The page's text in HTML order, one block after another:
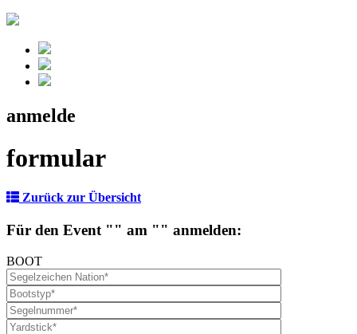
anmelde
formular
Zurück zur Übersicht
Für den Event "" am "" anmelden:
BOOT